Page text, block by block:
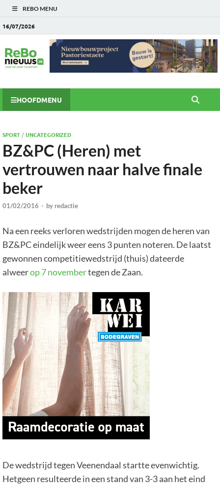
REBO MENU
16/07/2026
HOOFDMENU
SPORT/UNCATEGORIZED
BZ&PC (Heren) met
vertrouwen naar halve finale
beker
01/02/2016 - by redactie
Na een reeks verloren wedstrijden mogen de heren van
BZ&PC eindelijk weer eens 3 punten noteren. De laatst
gewonnen competitiewedstrijd (thuis) dateerde
alweerop 7 novembertegen de Zaan.
De wedstrijd tegen Veenendaal startte evenwichtig.
Hetgeen resulteerde in een stand van 3-3 aan het eind